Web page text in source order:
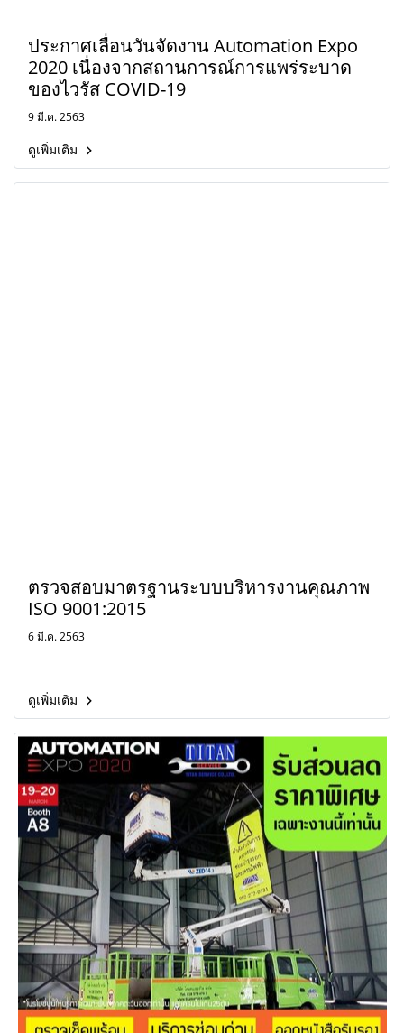
ประกาศเลื่อนวันจัดงาน Automation Expo
2020 เนื่องจากสถานการณ์การแพร่ระบาด
ของไวรัส COVID-19
9 มี.ค. 2563
ดูเพิ่มเติม
ตรวจสอบมาตรฐานระบบบริหารงานคุณภาพ
ISO 9001:2015
6 มี.ค. 2563
ดูเพิ่มเติม